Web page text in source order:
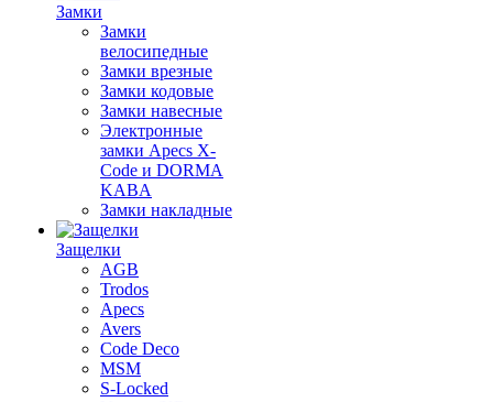
Замки
Замки
велосипедные
Замки врезные
Замки кодовые
Замки навесные
Электронные
замки Apecs X-
Code и DORMA
KABA
Замки накладные
Защелки
AGB
Trodos
Apecs
Avers
Code Deco
MSM
S-Locked